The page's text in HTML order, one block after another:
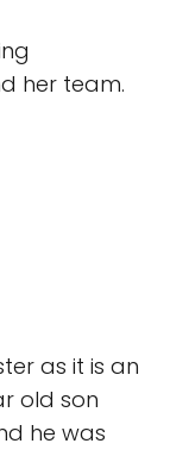
her team.
as it is an
old son
he was